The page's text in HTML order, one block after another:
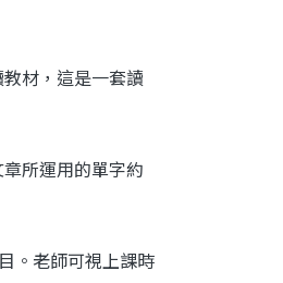
材，這是一套讀
所運用的單字約
。老師可視上課時